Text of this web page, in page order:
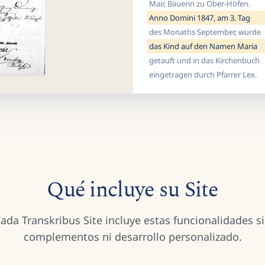
Mair, Bäuerin zu Ober-Höfen.
Anno Domini 1847, am 3. Tag
des Monaths September, wurde
das Kind auf den Namen Maria
getauft und in das Kirchenbuch
eingetragen durch Pfarrer Lex.
Qué incluye su Site
Transkribus Site incluye estas funcionalidades
complementos ni desarrollo personalizado.